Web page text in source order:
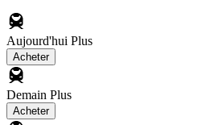
Aujourd'hui Plus
Acheter
Demain Plus
Acheter